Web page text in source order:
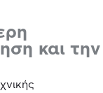
και την